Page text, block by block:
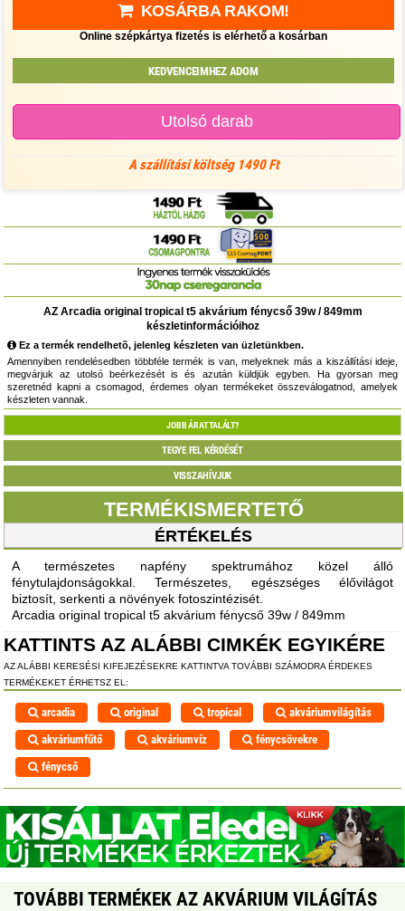
KOSÁRBA RAKOM!
Online szépkártya fizetés is elérhető a kosárban
KEDVENCEIMHEZ ADOM
Utolsó darab
A szállítási költség 1490 Ft
AZ Arcadia original tropical t5 akvárium fénycső 39w / 849mm
készletinformációihoz
Ez a termék rendelhetõ, jelenleg készleten van üzletünkben.
Amennyiben rendelésedben többféle termék is van, melyeknek más a kiszállítási ideje,
megvárjuk az utolsó beérkezését is és azután küldjük egyben. Ha gyorsan meg
szeretnéd kapni a csomagod, érdemes olyan termékeket összeválogatnod, amelyek
készleten vannak.
JOBB ÁRAT TALÁLT?
TEGYE FEL KÉRDÉSÉT
VISSZAHÍVJUK
TERMÉKISMERTETŐ
ÉRTÉKELÉS
A természetes napfény spektrumához közel álló
fénytulajdonságokkal. Természetes, egészséges élővilágot
biztosít, serkenti a növények fotoszintézisét.
Arcadia original tropical t5 akvárium fénycső 39w / 849mm
KATTINTS AZ ALÁBBI CIMKÉK EGYIKÉRE
AZ ALÁBBI KERESÉSI KIFEJEZÉSEKRE KATTINTVA TOVÁBBI SZÁMODRA ÉRDEKES
TERMÉKEKET ÉRHETSZ EL:
arcadia original tropical
akváriumvilágítás
akváriumfűtő
akváriumvíz
fénycsövekre
fénycső
TOVÁBBI TERMÉKEK AZ AKVÁRIUM VILÁGÍTÁS